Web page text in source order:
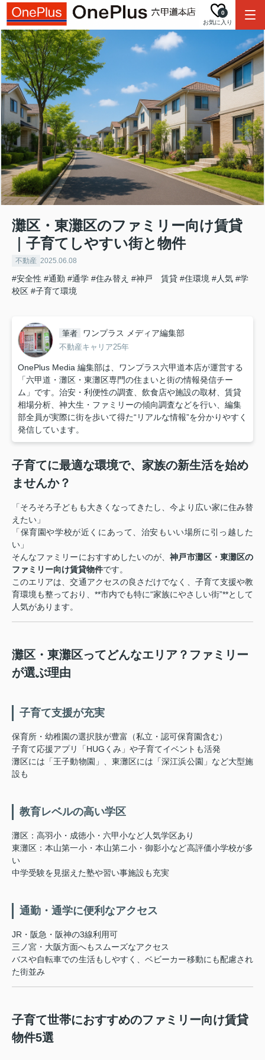
お気に入り
0
灘区・東灘区のファミリー向け賃貸
｜子育てしやすい街と物件
不動産 2025.06.08
#安全性 #通勤 #通学 #住み替え #神戸 賃貸 #住環境 #人気 #学
校区 #子育て環境
筆者 ワンプラス メディア編集部
不動産キャリア25年
OnePlus Media 編集部は、ワンプラス六甲道本店が運営する
「六甲道・灘区・東灘区専門の住まいと街の情報発信チー
ム」です。治安・利便性の調査、飲食店や施設の取材、賃貸
相場分析、神大生・ファミリーの傾向調査などを行い、編集
部全員が実際に街を歩いて得た“リアルな情報”を分かりやすく
発信しています。
子育てに最適な環境で、家族の新生活を始め
ませんか？
「そろそろ子どもも大きくなってきたし、今より広い家に住み替
えたい」
「保育園や学校が近くにあって、治安もいい場所に引っ越した
い」
そんなファミリーにおすすめしたいのが、神戸市灘区・東灘区の
ファミリー向け賃貸物件です。
このエリアは、交通アクセスの良さだけでなく、子育て支援や教
育環境も整っており、**市内でも特に“家族にやさしい街”**として
人気があります。
灘区・東灘区ってどんなエリア？ファミリー
が選ぶ理由
子育て支援が充実
保育所・幼稚園の選択肢が豊富（私立・認可保育園含む）
子育て応援アプリ「HUGくみ」や子育てイベントも活発
灘区には「王子動物園」、東灘区には「深江浜公園」など大型施
設も
教育レベルの高い学区
灘区：高羽小・成徳小・六甲小など人気学区あり
東灘区：本山第一小・本山第ニ小・御影小など高評価小学校が多
い
中学受験を見据えた塾や習い事施設も充実
通勤・通学に便利なアクセス
JR・阪急・阪神の3線利用可
三ノ宮・大阪方面へもスムーズなアクセス
バスや自転車での生活もしやすく、ベビーカー移動にも配慮され
た街並み
子育て世帯におすすめのファミリー向け賃貸
物件5選